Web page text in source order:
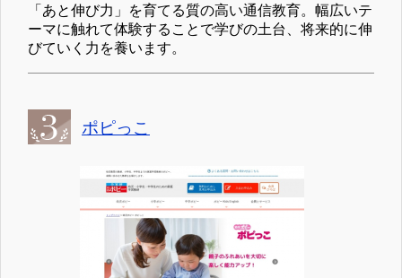
「あと伸び力」を育てる質の高い通信教育。幅広いテ
ーマに触れて体験することで学びの土台、将来的に伸
びていく力を養います。
ポピっこ